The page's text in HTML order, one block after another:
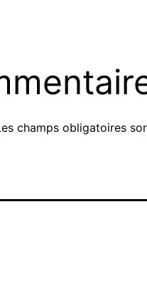
champs obligatoires